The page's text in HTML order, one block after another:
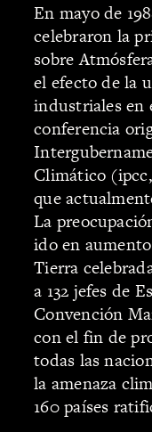
En mayo de
celebraron la
sobre
el efecto de la
industriales en
conferencia
Climático
que
La
ido en
Tierra
a 132 jefes de
Convención
con el fin de
todas las
la amenaza
160 países